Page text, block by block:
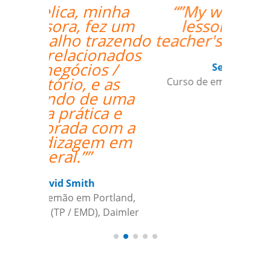
“”My wife likes the
lessons and the
teacher's punctuality.””
Seok Kwon
Curso de em Goiânia, CJ Selecta